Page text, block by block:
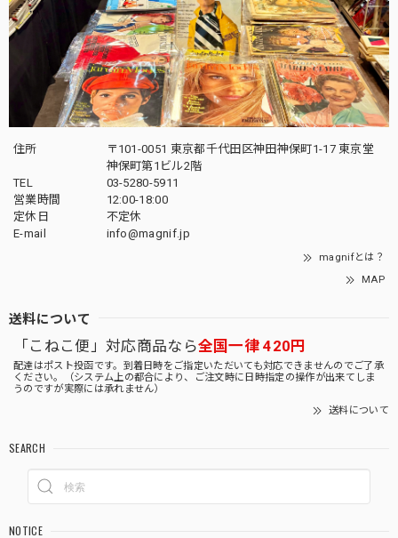
住所
〒101-0051 東京都千代田区神田神保町1-17 東京堂
神保町第1ビル2階
TEL
03-5280-5911
営業時間
12:00-18:00
定休日
不定休
E-mail
info@magnif.jp
magnifとは？
MAP
送料について
「こねこ便」対応商品なら全国一律 420円
配達はポスト投函です。到着日時をご指定いただいても対応できませんのでご了承
ください。（システム上の都合により、ご注文時に日時指定の操作が出来てしま
うのですが実際には承れません）
送料について
SEARCH
NOTICE